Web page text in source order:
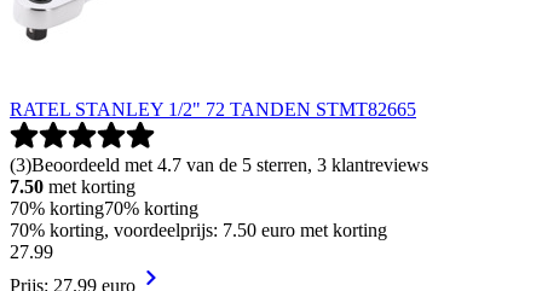
RATEL STANLEY 1/2" 72 TANDEN STMT82665
(3)Beoordeeld met 4.7 van de 5 sterren, 3 klantreviews
7.50 met korting
70% korting70% korting
70% korting, voordeelprijs: 7.50 euro met korting
27.99
Prijs: 27.99 euro